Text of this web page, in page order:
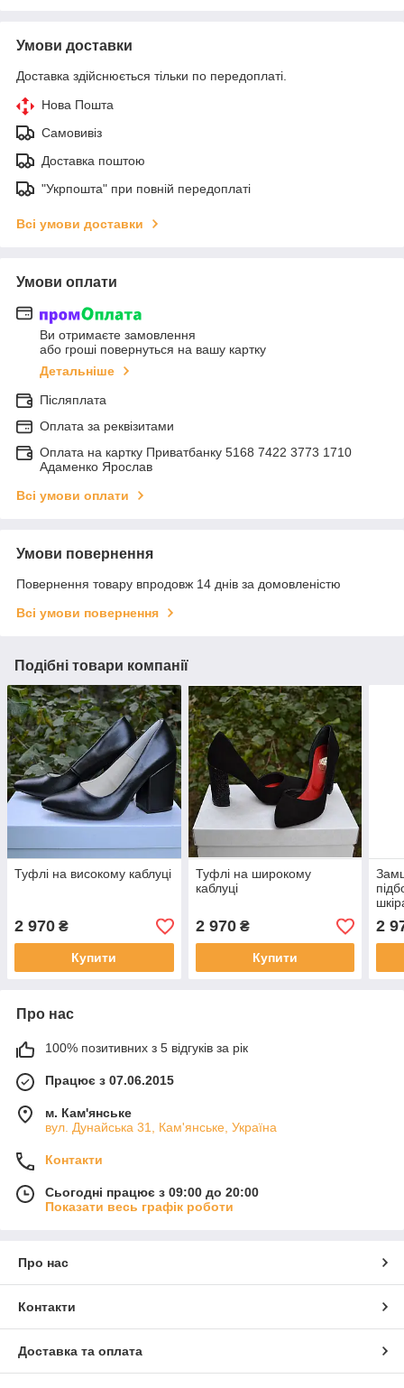
Умови доставки
Доставка здійснюється тільки по передоплаті.
Нова Пошта
Самовивіз
Доставка поштою
"Укрпошта" при повній передоплаті
Всі умови доставки
Умови оплати
Ви отримаєте замовлення
або гроші повернуться на вашу картку
Детальніше
Післяплата
Оплата за реквізитами
Оплата на картку Приватбанку 5168 7422 3773 1710
Адаменко Ярослав
Всі умови оплати
Умови повернення
Повернення товару впродовж 14 днів за домовленістю
Всі умови повернення
Подібні товари компанії
Туфлі на високому каблуці
2 970 ₴
Купити
Туфлі на широкому
каблуці
2 970₴
Купити
2
Про нас
100% позитивних з 5 відгуків за рік
Працює з 07.06.2015
м. Кам'янське
вул. Дунайська 31, Кам'янське, Україна
Контакти
Сьогодні працює з 09:00 до 20:00
Показати весь графік роботи
Про нас
Контакти
Доставка та оплата